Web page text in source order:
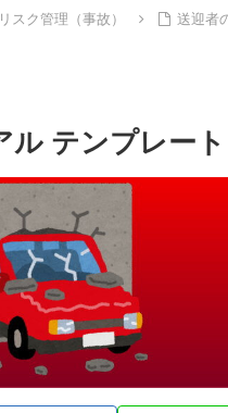
リスク管理（事故）
送迎者
ル テンプレート